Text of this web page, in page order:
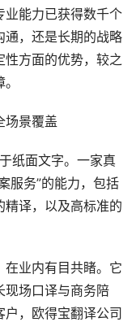
业能力已获得数千个
通，还是长期的战略
方面的优势，较之
景覆盖
面文字。一家真
服务”的能力，包括
译，以及高标准的
业内有目共睹。它
现场口译与商务陪
户，欧得宝翻译公司